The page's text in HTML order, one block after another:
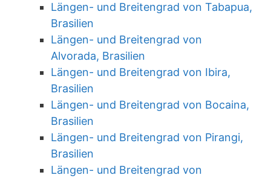
Längen- und Breitengrad von Tabapua,
Brasilien
Längen- und Breitengrad von
Alvorada, Brasilien
Längen- und Breitengrad von Ibira,
Brasilien
Längen- und Breitengrad von Bocaina,
Brasilien
Längen- und Breitengrad von Pirangi,
Brasilien
Längen- und Breitengrad von